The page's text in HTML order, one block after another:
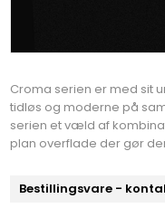
Croma serien er med sit
tidløs og moderne på
serien et væld af
plan overflade der gør
Bestillingsvare -